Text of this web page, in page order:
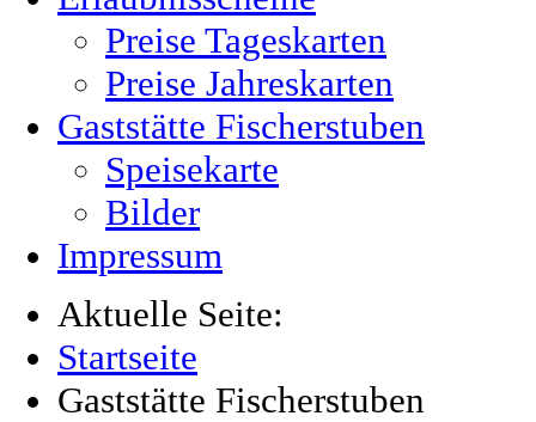
Preise Tageskarten
Preise Jahreskarten
Gaststätte Fischerstuben
Speisekarte
Bilder
Impressum
Aktuelle Seite:
Startseite
Gaststätte Fischerstuben